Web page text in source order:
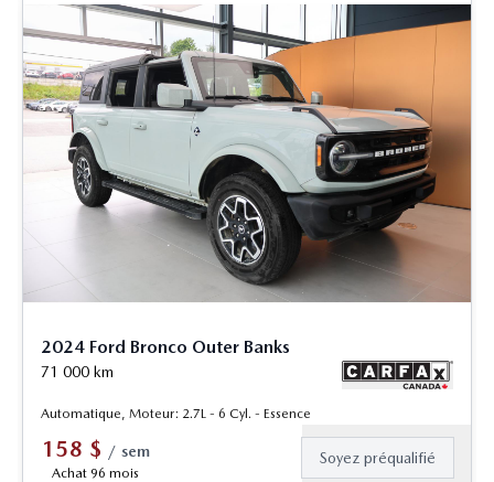
2024 Ford Bronco Outer Banks
71 000 km
Automatique, Moteur: 2.7L - 6 Cyl. - Essence
158 $ / sem
Achat 96 mois
Soyez préqualifié